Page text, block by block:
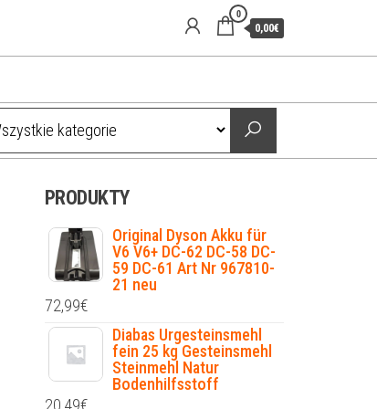
0
0,00€
PRODUKTY
Original Dyson Akku für
V6 V6+ DC-62 DC-58 DC-
59 DC-61 Art Nr 967810-
21 neu
72,99€
Diabas Urgesteinsmehl
fein 25 kg Gesteinsmehl
Steinmehl Natur
Bodenhilfsstoff
20,49€